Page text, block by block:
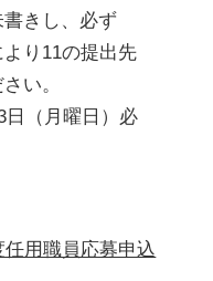
きし、必ず
より11の提出先
い。
日（月曜日）必
用職員応募申込